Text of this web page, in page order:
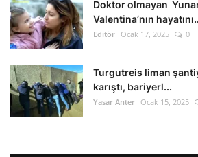
Doktor olmayan
Valentina’nın
Editör Ocak 17, 2025 0
Turgutreis liman
karıştı, bariyerl...
Yasar Anter Ocak 15, 2025